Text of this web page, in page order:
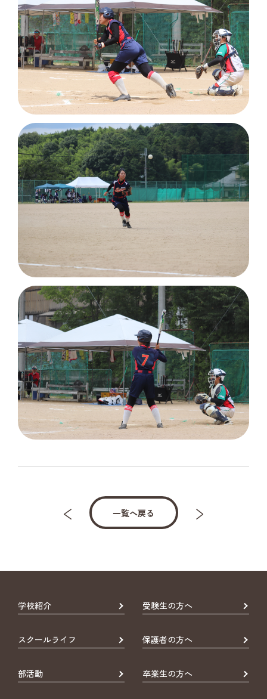
一覧へ戻る
学校紹介 受験生の方へ
スクールライフ 保護者の方へ
部活動 卒業生の方へ